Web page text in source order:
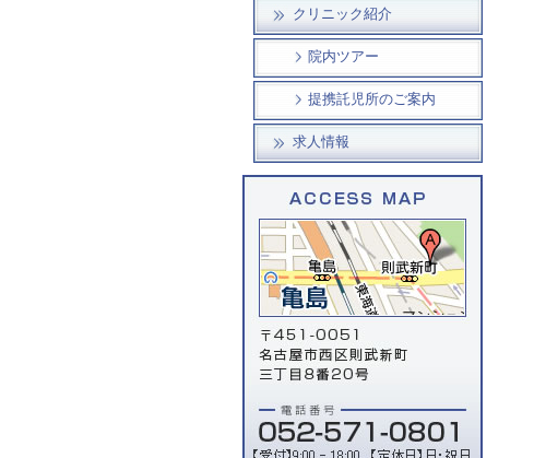
クリニック紹介
院内ツアー
提携託児所のご案内
求人情報